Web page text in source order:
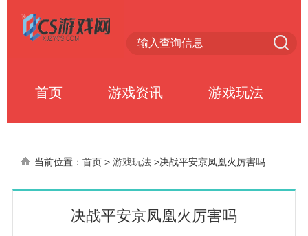
首页 游戏资讯 游戏玩法
当前位置： 首页 > 游戏玩法 >决战平安京凤凰火厉害吗
决战平安京凤凰火厉害吗